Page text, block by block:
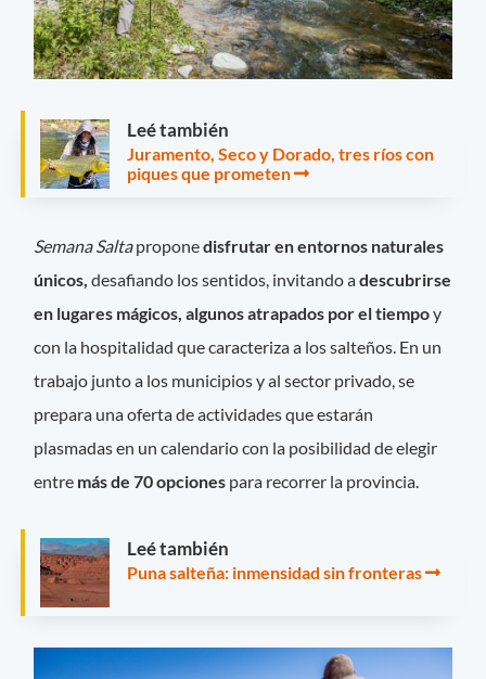
Leé también
Juramento, Seco y Dorado, tres ríos con
piques que prometen
Semana Saltaproponedisfrutar en entornos naturales
únicos,desafiando los sentidos, invitando adescubrirse
en lugares mágicos, algunos atrapados por el tiempoy
con la hospitalidad que caracteriza a los salteños. En un
trabajo junto a los municipios y al sector privado, se
prepara una oferta de actividades que estarán
plasmadas en un calendario con la posibilidad de elegir
entre más de 70 opciones para recorrer la provincia.
Leé también
Puna salteña: inmensidad sin fronteras